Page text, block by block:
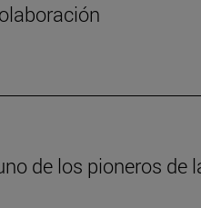
de los pioneros de